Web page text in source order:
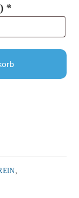
) *
,